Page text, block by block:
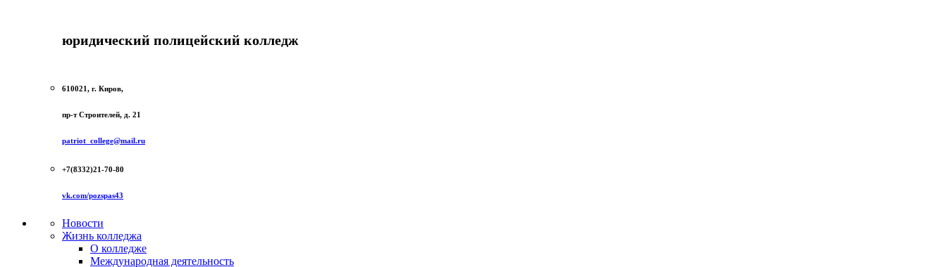
юридический полицейский колледж
610021, г. Киров,
пр-т Строителей, д. 21
patriot_college@mail.ru
+7(8332)21-70-80
vk.com/pozspas43
Новости
Жизнь колледжа
О колледже
Международная деятельность